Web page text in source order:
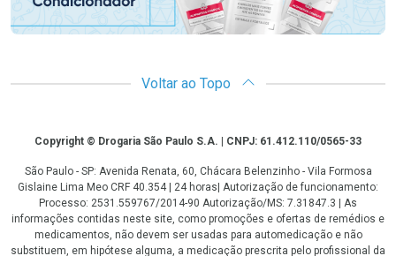
Voltar ao Topo
CopyrightCopyright © Drogaria São Paulo S.A. | CNPJ: 61.412.110/0565-33
São Paulo - SP: Avenida Renata, 60, Chácara Belenzinho - Vila Formosa
Gislaine Lima Meo CRF 40.354 | 24 horas| Autorização de funcionamento:
Processo: 2531.559767/2014-90 Autorização/MS: 7.31847.3 | As
informações contidas neste site, como promoções e ofertas de remédios e
medicamentos, não devem ser usadas para automedicação e não
substituem, em hipótese alguma, a medicação prescrita pelo profissional da